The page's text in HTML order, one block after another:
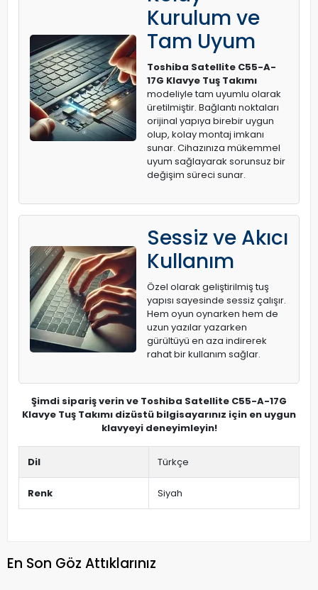
Kurulum ve
Tam Uyum
Toshiba Satellite C55-A-
17G Klavye Tuş Takımı
modeliyle tam uyumlu olarak
üretilmiştir. Bağlantı noktaları
orijinal yapıya birebir uygun
olup, kolay montaj imkanı
sunar. Cihazınıza mükemmel
uyum sağlayarak sorunsuz bir
değişim süreci sunar.
Sessiz ve Akıcı
Kullanım
Özel olarak geliştirilmiş tuş
yapısı sayesinde sessiz çalışır.
Hem oyun oynarken hem de
uzun yazılar yazarken
gürültüyü en aza indirerek
rahat bir kullanım sağlar.
Şimdi sipariş verin ve Toshiba Satellite C55-A-17G
Klavye Tuş Takımı dizüstü bilgisayarınız için en uygun
klavyeyi deneyimleyin!
Dil Türkçe
Renk Siyah
En Son Göz Attıklarınız